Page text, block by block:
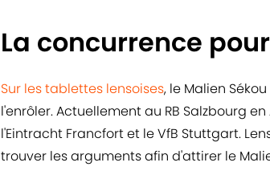
La concurrence
Sur les tablettes lensoises, le Malien
l'enrôler. Actuellement au RB Salzbourg
l'Eintracht Francfort et le VfB Stuttgart.
trouver les arguments afin d'attirer le